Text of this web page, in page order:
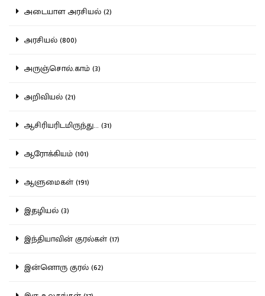
அடையாள அரசியல் (2)
அரசியல் (800)
அருஞ்சொல்.காம் (3)
அறிவியல் (21)
ஆசிரியரிடமிருந்து... (31)
ஆரோக்கியம் (101)
ஆளுமைகள் (191)
இதழியல் (3)
இந்தியாவின் குரல்கள் (17)
இன்னொரு குரல் (62)